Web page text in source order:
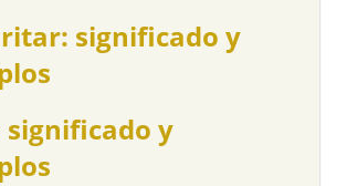
significado y
significado y